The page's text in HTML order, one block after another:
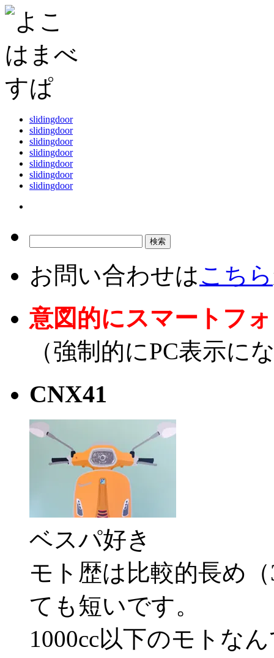
slidingdoor
slidingdoor
slidingdoor
slidingdoor
slidingdoor
slidingdoor
slidingdoor
テ
へ
ス
プ
お問い合わせはこちら
意図的にスマートフ
（強制的にPC表示に
CNX41
ベスパ好き
モト歴は比較的長め
ても短いです。
1000cc以下のモトな